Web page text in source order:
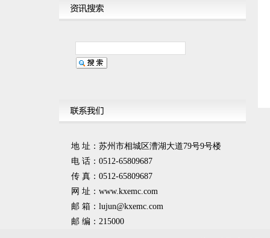
地 址：苏州市相城区漕湖大道79号9号楼
电 话：0512-65809687
传 真：0512-65809687
网 址：www.kxemc.com
邮 箱： lujun@kxemc.com
邮 编：215000